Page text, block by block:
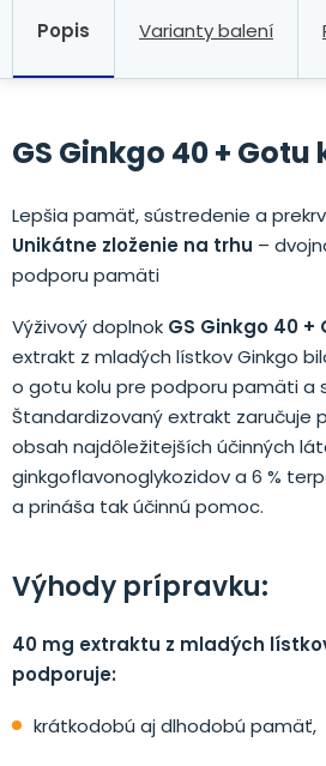
Popis Varianty balení
GS Ginkgo 40 + Gotu
Lepšia pamäť, sústredenie a
Unikátne zloženie na trhu –
podporu pamäti
Výživový doplnok GS Ginkgo 40 +
extrakt z mladých lístkov Ginkgo
o gotu kolu pre podporu pamäti a
Štandardizovaný extrakt zaručuje
obsah najdôležitejších účinných
ginkgoflavonoglykozidov a 6 %
a prináša tak účinnú pomoc.
Výhody prípravku:
40 mg extraktu z mladých
podporuje:
krátkodobú aj dlhodobú pamäť,